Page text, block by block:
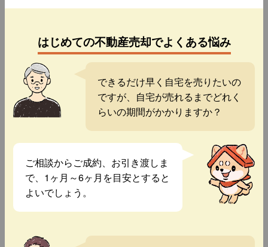
はじめての不動産売却でよくある悩み
できるだけ早く自宅を売りたいの
ですが、自宅が売れるまでどれく
らいの期間がかかりますか？
ご相談からご成約、お引き渡しま
で、1ヶ月～6ヶ月を目安とすると
よいでしょう。